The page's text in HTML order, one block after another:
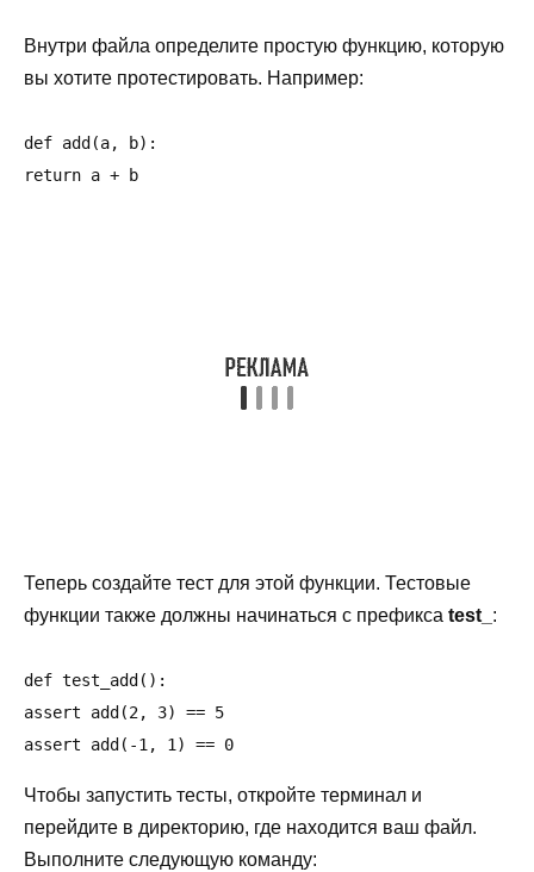
Внутри файла определите простую функцию, которую
вы хотите протестировать. Например:
def add(a, b):
Теперь создайте тест для этой функции. Тестовые
функции также должны начинаться с префикса test_ :
def test_add():
assert add(2, 3) == 5
Чтобы запустить тесты, откройте терминал и
перейдите в директорию, где находится ваш файл.
Выполните следующую команду: